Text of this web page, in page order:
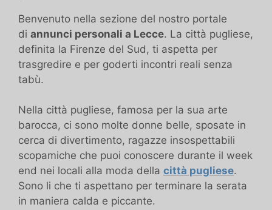
Benvenuto nella sezione del nostro portale
di annunci personali a Lecce. La città pugliese,
definita la Firenze del Sud, ti aspetta per
trasgredire e per goderti incontri reali senza
tabù.
Nella città pugliese, famosa per la sua arte
barocca, ci sono molte donne belle, sposate in
cerca di divertimento, ragazze insospettabili
scopamiche che puoi conoscere durante il week
end nei locali alla moda della città pugliese.
Sono li che ti aspettano per terminare la serata
in maniera calda e piccante.